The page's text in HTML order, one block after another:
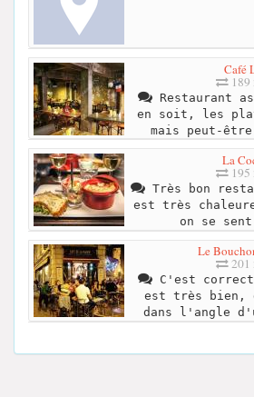
Café
189
Restaurant
en soit, les
mais peut-
La
195
Très bon
est très
on se
Le
201
C'est correct.
est très bien,
dans l'angle